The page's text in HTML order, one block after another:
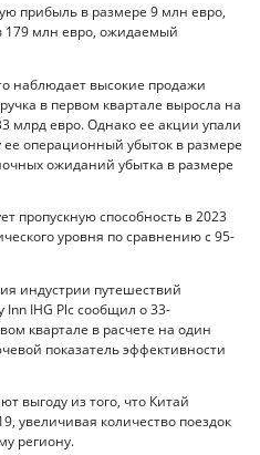
прибыль в размере 9 млн евро,
179 млн евро, ожидаемый
наблюдает высокие продажи
в первом квартале выросла на
млрд евро. Однако ее акции упали
ее операционный убыток в размере
ожиданий убытка в размере
пропускную способность в 2023
уровня по сравнению с 95-
индустрии путешествий
Inn IHG Plc сообщил о 33-
квартале в расчете на один
показатель эффективности
выгоду из того, что Китай
увеличивая количество поездок
региону.